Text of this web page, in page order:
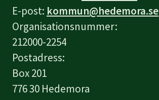
E-post: kommun@hedemora.se
Organisationsnummer:
212000-2254
Postadress:
Box 201
776 30 Hedemora